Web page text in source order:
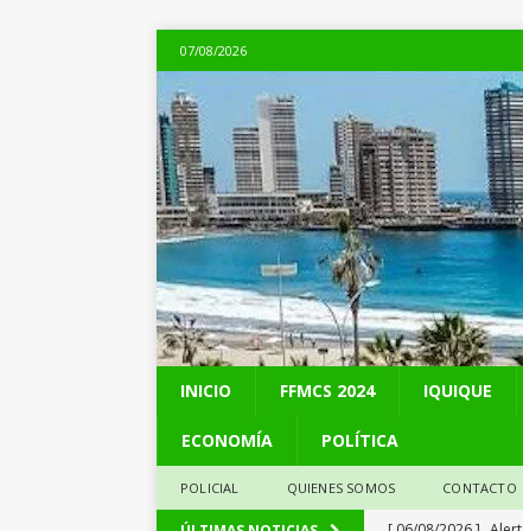
07/08/2026
INICIO FFMCS 2024 IQUIQUE
ECONOMÍA POLÍTICA
POLICIAL QUIENES SOMOS CONTACTO